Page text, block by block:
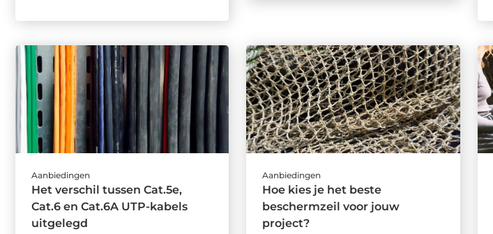
Aanbiedingen
Het verschil tussen Cat.5e,
Cat.6 en Cat.6A UTP-kabels
uitgelegd
Aanbiedingen
Hoe kies je het beste
beschermzeil voor jouw
project?